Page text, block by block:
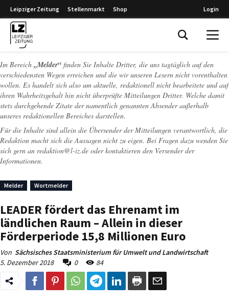
Leipziger Zeitung Stellenmarkt Shop Login
Im Bereich „Melder“ finden Sie Inhalte Dritter, die uns tagtäglich auf den
verschiedensten Wegen erreichen und die wir unseren Lesern nicht vorenthalten
wollen. Es handelt sich also um aktuelle, redaktionell nicht bearbeitete und auf
ihren Wahrheitsgehalt hin nicht überprüfte Mitteilungen Dritter. Welche damit
stets durchgehende Zitate der namentlich genannten Absender außerhalb
unseres redaktionellen Bereiches darstellen.
Für die Inhalte sind allein die Übersender der Mitteilungen verantwortlich, die
Redaktion macht sich die Aussagen nicht zu eigen. Bei Fragen dazu wenden Sie
sich gern an redaktion@l-iz.de oder kontaktieren den Versender der
Informationen.
Melder Wortmelder
LEADER fördert das Ehrenamt im
ländlichen Raum – Allein in dieser
Förderperiode 15,8 Millionen Euro
Von Sächsisches Staatsministerium für Umwelt und Landwirtschaft
5. Dezember 2018
0 84